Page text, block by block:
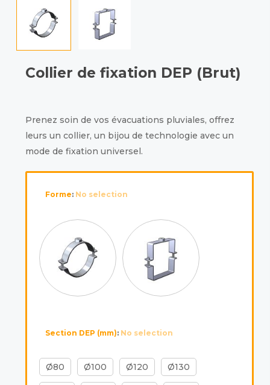
Collier de fixation DEP (Brut)
Prenez soin de vos évacuations pluviales, offrez
leurs un collier, un bijou de technologie avec un
mode de fixation universel.
Forme: No selection
Section DEP (mm): No selection
Ø80 Ø100 Ø120 Ø130